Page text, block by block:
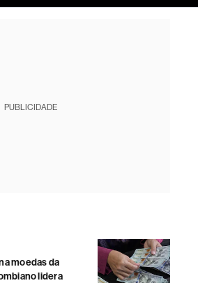
PUBLICIDADE
moedas da
lidera